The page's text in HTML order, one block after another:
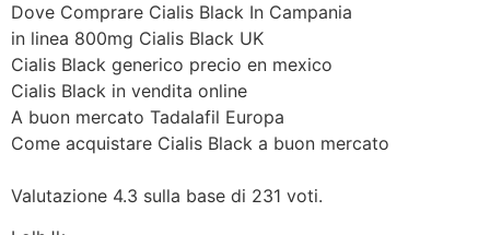
Dove Comprare Cialis Black In Campania
in linea 800mg Cialis Black UK
Cialis Black generico precio en mexico
Cialis Black in vendita online
A buon mercato Tadalafil Europa
Come acquistare Cialis Black a buon mercato
Valutazione 4.3 sulla base di 231 voti.